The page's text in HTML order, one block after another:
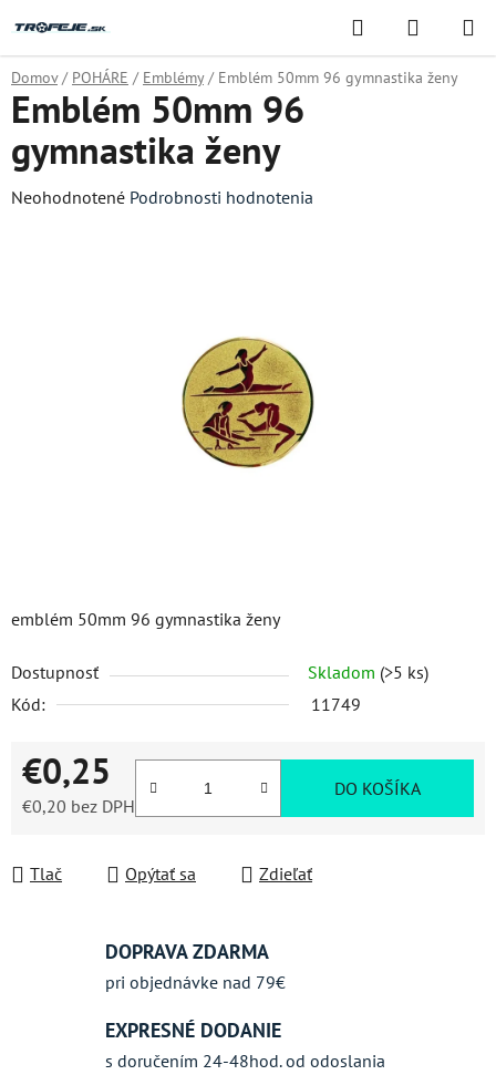
na
obsah
Hľadať
KOŠÍK
Domov / POHÁRE / Emblémy / Emblém 50mm 96 gymnastika ženy
emblém 50mm 96 gymnastika ženy
Dostupnosť Skladom (>5 ks)
Kód:
11749
€0,25
€0,20 bez DPH
DO KOŠÍKA
Tlač Opýtať sa Zdieľať
Emblém 50mm 96
gymnastika ženy
Priemerné
Neohodnotené Podrobnosti hodnotenia
DOPRAVA ZDARMA
pri objednávke nad 79€
EXPRESNÉ DODANIE
s doručením 24-48hod. od odoslania